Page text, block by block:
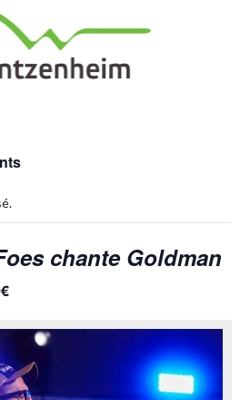
chante Goldman